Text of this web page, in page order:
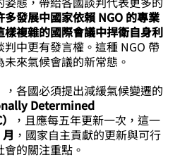
多發展中國家依賴 NGO 的專業
複雜的國際會議中捍衛自身利
判中更有發言權。這種 NGO 帶
來氣候會議的新常態。
各國必須提出減緩氣候變遷的
Determined
，且應每五年更新一次，這一
，國家自主貢獻的更新與可行
的關注重點。